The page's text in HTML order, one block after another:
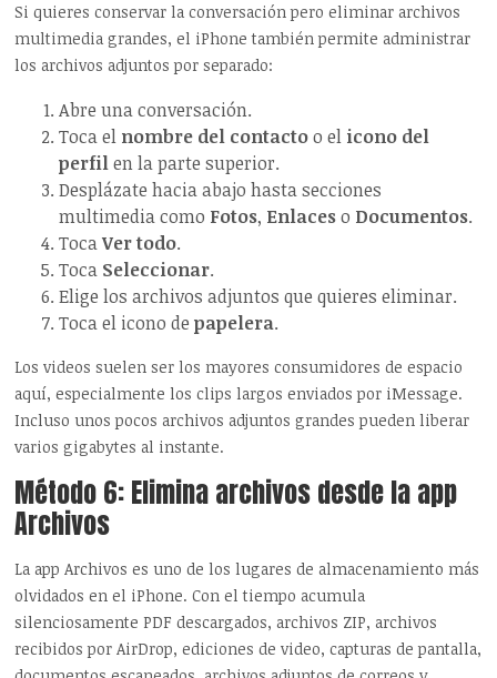
Si quieres conservar la conversación pero eliminar archivos
multimedia grandes, el iPhone también permite administrar
los archivos adjuntos por separado:
Abre una conversación.
Toca el nombre del contactoo el icono del
perfilen la parte superior.
Desplázate hacia abajo hasta secciones
multimedia como Fotos, Enlaceso Documentos.
TocaVer todo.
Toca Seleccionar.
Elige los archivos adjuntos que quieres eliminar.
Toca el icono depapelera.
Los videos suelen ser los mayores consumidores de espacio
aquí, especialmente los clips largos enviados por iMessage.
Incluso unos pocos archivos adjuntos grandes pueden liberar
varios gigabytes al instante.
Método 6: Elimina archivos desde la app
Archivos
La app Archivos es uno de los lugares de almacenamiento más
olvidados en el iPhone. Con el tiempo acumula
silenciosamente PDF descargados, archivos ZIP, archivos
recibidos por AirDrop, ediciones de video, capturas de pantalla,